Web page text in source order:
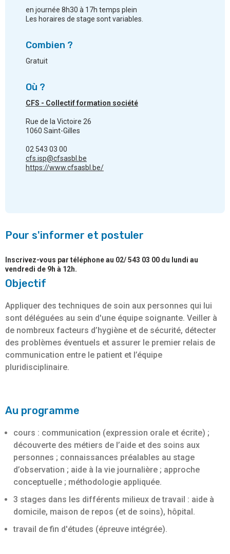
Objectif
Appliquer des techniques de soin aux personnes qui lui
sont déléguées au sein d'une équipe soignante. Veiller à
de nombreux facteurs d’hygiène et de sécurité, détecter
des problèmes éventuels et assurer le premier relais de
communication entre le patient et l’équipe
pluridisciplinaire.
Au programme
cours : communication (expression orale et écrite) ;
découverte des métiers de l’aide et des soins aux
personnes ; connaissances préalables au stage
d’observation ; aide à la vie journalière ; approche
conceptuelle ; méthodologie appliquée.
3 stages dans les différents milieux de travail : aide à
domicile, maison de repos (et de soins), hôpital.
travail de fin d'études (épreuve intégrée).
en journée 8h30 à 17h temps plein
Les horaires de stage sont variables.
Combien ?
Gratuit
Où ?
CFS - Collectif formation société
Rue de la Victoire 26
1060 Saint-Gilles
02 543 03 00
cfs.isp@cfsasbl.be
https://www.cfsasbl.be/
Pour s'informer et postuler
Inscrivez-vous par téléphone au 02/ 543 03 00 du lundi au
vendredi de 9h à 12h.